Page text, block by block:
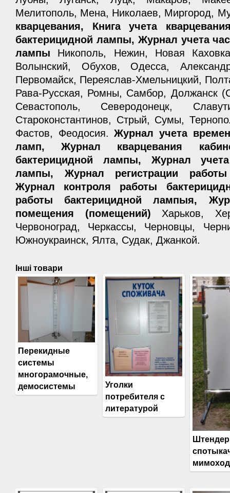
Мелитополь, Мена, Николаев, Миргород,
кварцевания, Книга учета
бактерицидной лампы, Журнал учета
лампы Никополь, Нежин, Новая
Волынский, Обухов, Одесса,
Первомайск, Переяслав-Хмельницкий,
Рава-Русская, Ромны, Самбор, Должанск
Севастополь, Северодонецк,
Староконстантинов, Стрый, Сумы,
Фастов, Феодосия.Журнал учета
ламп, Журнал кварцевания
бактерицидной лампы, Журнал
лампы, Журнал регистрации
Журнал контроля работы
работы бактерицидной лампыя,
помещения (помещений) Харьков,
Червоноград, Черкассы, Черновцы,
Южноукраинск, Ялта, Судак, Джанкой.
Інші товари
Перекидные
системы
многорамочные,
демосистемы
Уголки
потребителя с
литературой